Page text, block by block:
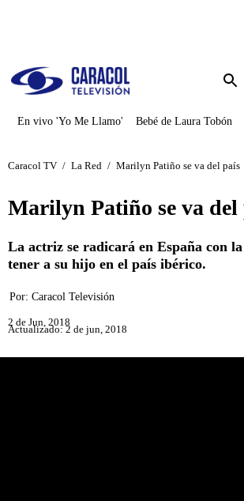
La
En vivo 'Yo Me Llamo' Bebé de Laura Tobón
Caracol TV / La Red / Marilyn Patiño se va del país
Marilyn Patiño se va del
La actriz se radicará en España con
tener a su hijo en el país ibérico.
Por: Caracol Televisión
2 de Jun, 2018
Actualizado: 2 de jun, 2018